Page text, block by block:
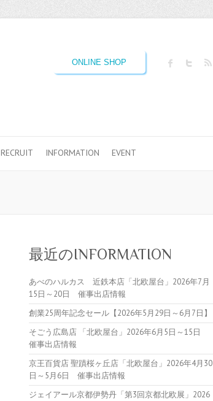
ONLINE SHOP
RECRUIT INFORMATION EVENT
最近のINFORMATION
あべのハルカス 近鉄本店「北欧屋台」2026年7月
15日～20日 催事出店情報
創業25周年記念セール【2026年5月29日～6月7日】
そごう広島店 「北欧屋台」2026年6月5日～15日
催事出店情報
京王百貨店 聖蹟桜ヶ丘店「北欧屋台」2026年4月30
日～5月6日 催事出店情報
ジェイアール京都伊勢丹「第3回京都北欧展」2026